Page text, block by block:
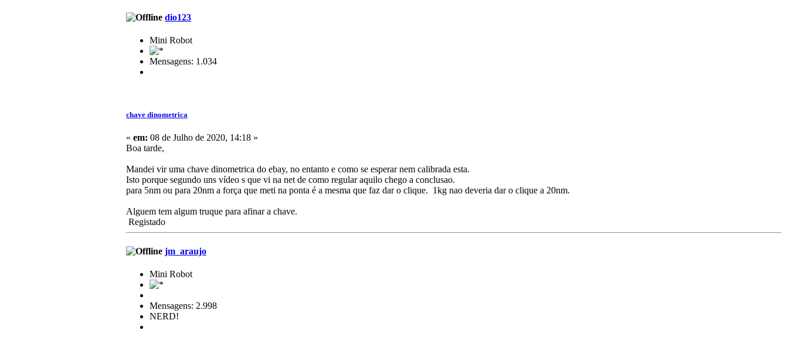
dio123
Mini Robot
Mensagens: 1.034
chave dinometrica
« em: 08 de Julho de 2020, 14:18 »
Boa tarde,
Mandei vir uma chave dinometrica do ebay, no entanto e como se esperar nem calibrada esta.
Isto porque segundo uns vídeo s que vi na net de como regular aquilo chego a conclusao.
para 5nm ou para 20nm a força que meti na ponta é a mesma que faz dar o clique. 1kg nao deveria dar o clique a 20nm.
Alguem tem algum truque para afinar a chave.
Registado
jm_araujo
Mini Robot
Mensagens: 2.998
NERD!